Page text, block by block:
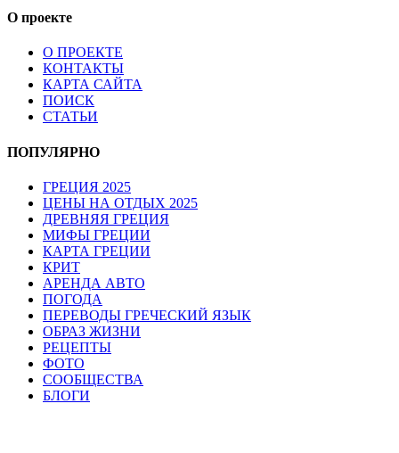
О проекте
О ПРОЕКТЕ
КОНТАКТЫ
КАРТА САЙТА
ПОИСК
СТАТЬИ
ПОПУЛЯРНО
ГРЕЦИЯ 2025
ЦЕНЫ НА ОТДЫХ 2025
ДРЕВНЯЯ ГРЕЦИЯ
МИФЫ ГРЕЦИИ
КАРТА ГРЕЦИИ
КРИТ
АРЕНДА АВТО
ПОГОДА
ПЕРЕВОДЫ ГРЕЧЕСКИЙ ЯЗЫК
ОБРАЗ ЖИЗНИ
РЕЦЕПТЫ
ФОТО
СООБЩЕСТВА
БЛОГИ